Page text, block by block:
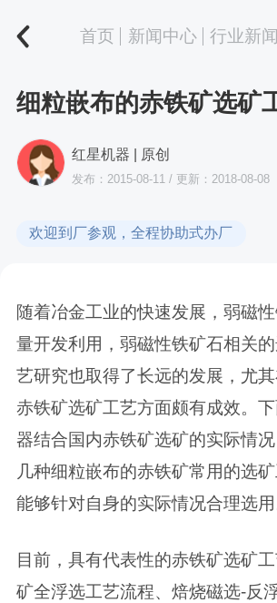
首页 新闻中心 行业新闻
细粒嵌布的赤铁矿选矿
红星机器 | 原创
发布：2015-08-11 / 更新：2018-08-08
欢迎到厂参观，全程协助式办厂
随着冶金工业的快速发展，弱磁
量开发利用，弱磁性铁矿石相关
艺研究也取得了长远的发展，尤
赤铁矿选矿工艺方面颇有成效。
器结合国内赤铁矿选矿的实际情
几种细粒嵌布的赤铁矿常用的选
能够针对自身的实际情况合理选用
目前，具有代表性的赤铁矿选矿
矿全浮选工艺流程、焙烧磁选-反